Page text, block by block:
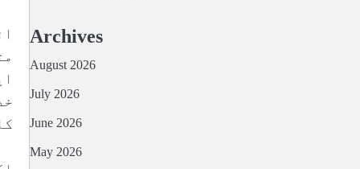
Archives
August 2026
July 2026
June 2026
May 2026